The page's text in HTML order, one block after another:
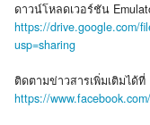
ดาวน์โหลดเวอร์ชัน
https://drive.google.com/
usp=sharing
ติดตามข่าวสารเพิ่มเติมได้ที่
https://